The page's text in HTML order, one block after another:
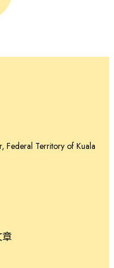
Federal Territory of Kuala
章